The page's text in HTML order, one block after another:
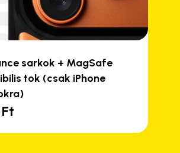
sarkok + MagSafe
tok (csak iPhone
Ft